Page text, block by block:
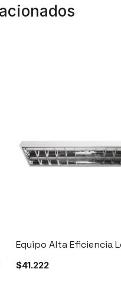
Equipo Alta Eficiencia
$41.222